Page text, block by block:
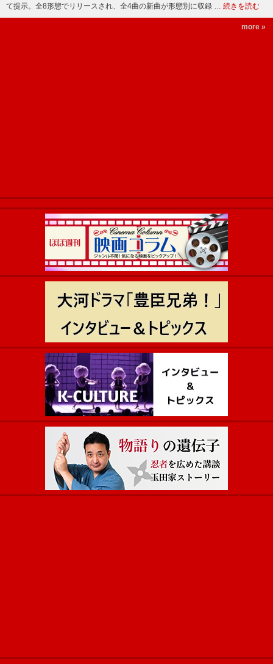
て提示。全8形態でリリースされ、全4曲の新曲が形態別に収録 … 続きを読む
more »